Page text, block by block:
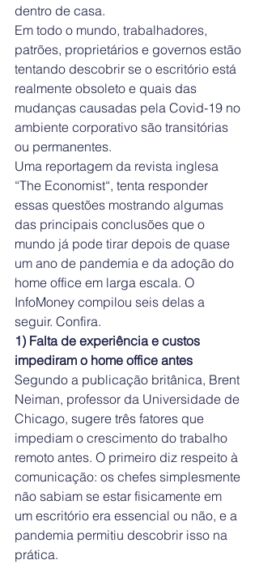
dentro de casa.
Em todo o mundo, trabalhadores,
patrões, proprietários e governos estão
tentando descobrir se o escritório está
realmente obsoleto e quais das
mudanças causadas pela Covid-19 no
ambiente corporativo são transitórias
ou permanentes.
Uma reportagem da revista inglesa
“The Economist“, tenta responder
essas questões mostrando algumas
das principais conclusões que o
mundo já pode tirar depois de quase
um ano de pandemia e da adoção do
home office em larga escala. O
InfoMoney compilou seis delas a
seguir. Confira.
1) Falta de experiência e custos
impediram o home office antes
Segundo a publicação britânica, Brent
Neiman, professor da Universidade de
Chicago, sugere três fatores que
impediam o crescimento do trabalho
remoto antes. O primeiro diz respeito à
comunicação: os chefes simplesmente
não sabiam se estar fisicamente em
um escritório era essencial ou não, e a
pandemia permitiu descobrir isso na
prática.